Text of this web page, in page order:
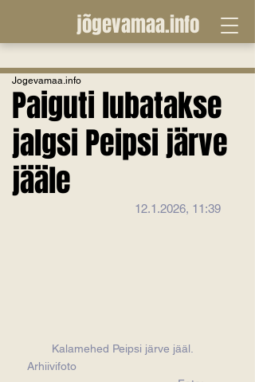
jõgevamaa.info
Paiguti lubatakse
jalgsi Peipsi järve
jääle
Jogevamaa.info
12.1.2026, 11:39
Kalamehed Peipsi järve jääl.
Arhiivifoto